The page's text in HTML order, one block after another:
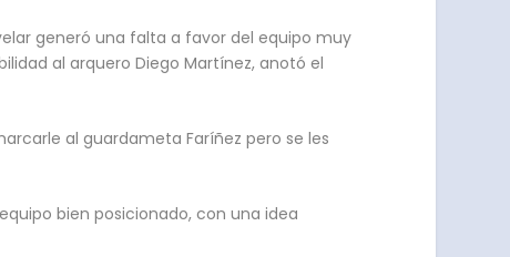
generó una falta a favor del equipo muy
al arquero Diego Martínez, anotó el
al guardameta Faríñez pero se les
bien posicionado, con una idea